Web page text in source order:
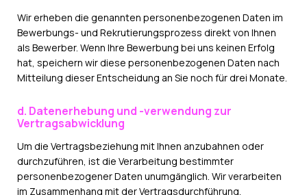
Wir erheben die genannten personenbezogenen Daten im
Bewerbungs- und Rekrutierungsprozess direkt von Ihnen
als Bewerber. Wenn Ihre Bewerbung bei uns keinen Erfolg
hat, speichern wir diese personenbezogenen Daten nach
Mitteilung dieser Entscheidung an Sie noch für drei Monate.
d. Datenerhebung und -verwendung zur
Vertragsabwicklung
Um die Vertragsbeziehung mit Ihnen anzubahnen oder
durchzuführen, ist die Verarbeitung bestimmter
personenbezogener Daten unumgänglich. Wir verarbeiten
im Zusammenhang mit der Vertragsdurchführung,